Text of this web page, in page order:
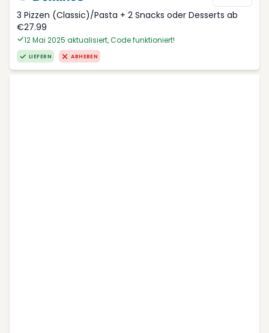
3 Pizzen (Classic)/Pasta + 2 Snacks oder Desserts ab
€27.99
12 Mai 2025 aktualisiert, Code funktioniert!
LIEFERN ABHEBEN